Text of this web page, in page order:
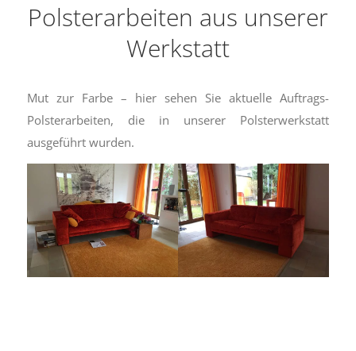
Polsterarbeiten aus unserer
Werkstatt
Mut zur Farbe – hier sehen Sie aktuelle Auftrags-
Polsterarbeiten, die in unserer Polsterwerkstatt
ausgeführt wurden.